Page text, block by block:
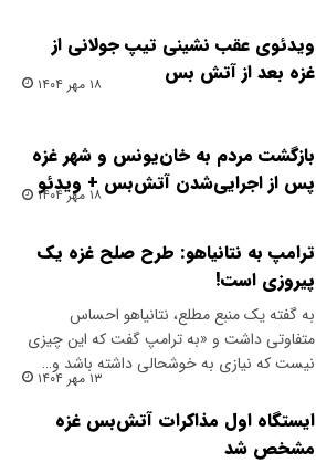
ویدئوی عقب نشینی تیپ جولانی از
غزه بعد از آتش بس
۱۸ مهر ۱۴۰۴
بازگشت مردم به خان‌یونس و شهر غزه
پس از اجرایی‌شدن آتش‌بس + ویدئو
۱۸ مهر ۱۴۰۴
ترامپ به نتانیاهو: طرح صلح غزه یک
پیروزی است!
به گفته یک منبع مطلع، نتانیاهو احساس
متفاوتی داشت و «به ترامپ گفت که این چیزی
نیست که نیازی به خوشحالی داشته باشد و…
۱۳ مهر ۱۴۰۴
ایستگاه اول مذاکرات آتش‌بس غزه
مشخص شد